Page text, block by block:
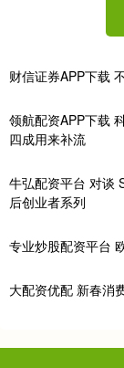
财信证券APP下载
领航配资APP下载
四成用来补流
牛弘配资平台 对谈
后创业者系列
专业炒股配资平台
大配资优配 新春消